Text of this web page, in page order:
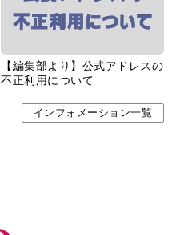
【編集部より】公式アドレスの
不正利用について
インフォメーション一覧